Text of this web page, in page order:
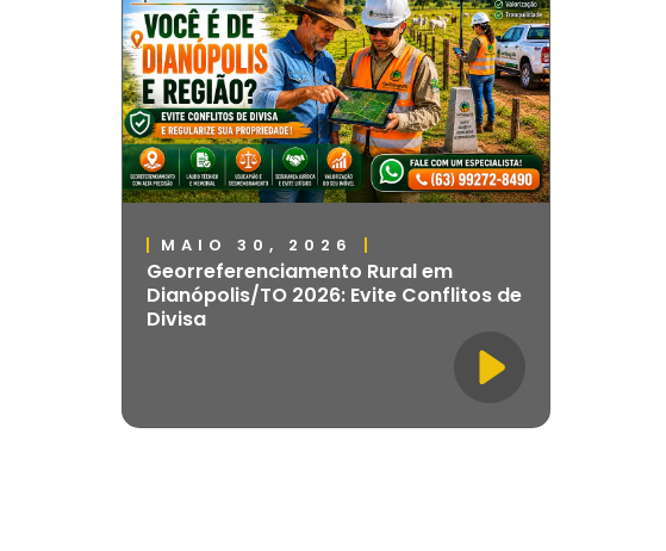
MAIO 30, 2026
Georreferenciamento Rural em
Dianópolis/TO 2026: Evite Conflitos de
Divisa